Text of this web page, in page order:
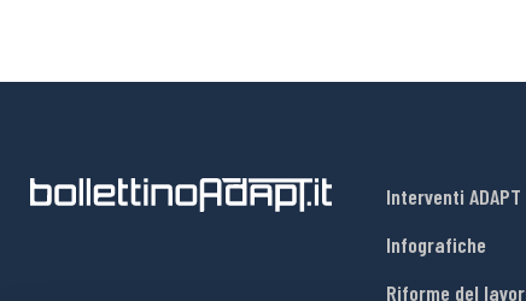
Interventi ADAPT
Infografiche
Riforme del